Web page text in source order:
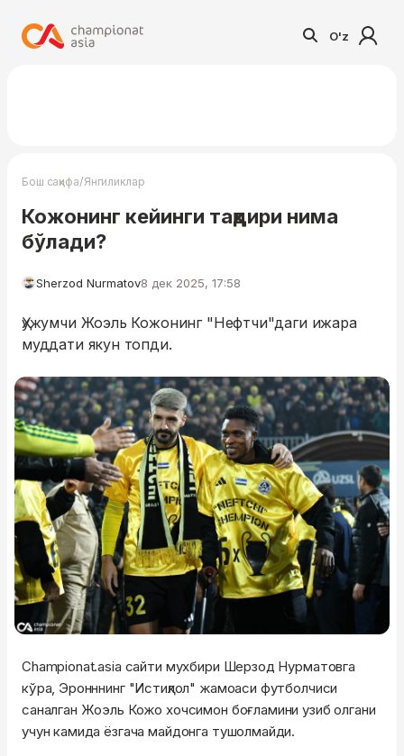
O'z
Бош саҳифа/Янгиликлар
Кожонинг кейинги тақдири нима
бўлади?
Sherzod Nurmatov8 дек 2025, 17:58
Ҳужумчи Жоэль Кожонинг "Нефтчи"даги ижара
муддати якун топди.
Championat.asia сайти мухбири Шерзод Нурматовга
кўра, Эронннинг "Истиқлол" жамоаси футболчиси
саналган Жоэль Кожо хочсимон боғламини узиб олгани
учун камида ёзгача майдонга тушолмайди.